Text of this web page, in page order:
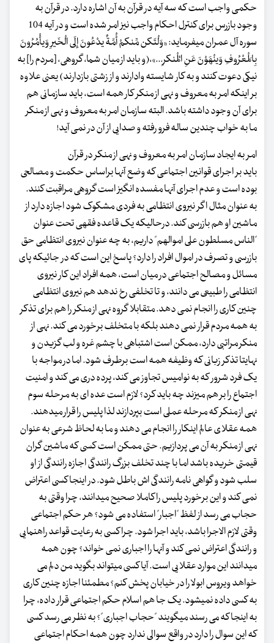
حکمی واجب است که سه آیه در قرآن به آن اشاره دارد. در قرآن به
وجود بازرس برای کنترل احکام واجب نیز امر شده است و در آیه 104
سوره آل عمران میفرماید: «وَلْتَکن مِّنکمْ أُمَّةٌ یدْعُونَ إِلَی الْخَیرِ وَیأْمُرُونَ
بِالْمَعْرُوفِ وَینْهَوْنَ عَنِ الْمُنکرِ...»،(و باید از میان شما، گروهی، [مردم را] به
نیکی دعوت کنند و به کار شایسته وادارند و از زشتی بازدارند) یعنی علاوه
بر اینکه امر به معروف و نهی از منکر کار همه است، باید سازمانی هم
برای آن وجود داشته باشد. البته سازمان امر به معروف و نهی از منکر
ما به خواب چندین ساله فرو رفته و صدایی از آن در نمی آید!
امر به ایجاد سازمان امر به معروف و نهی از منکر در قرآن
باید بر اجرای قوانین اجتماعی که وضع آنها براساس حکمت و مصالحی
بوده است و عدم اجرای آنها مفسده انگیز است گروهی مراقبت کنند.
به عنوان مثال اگر نیروی انتظامی به فردی مشکوک شود اجازه دارد از
ماشین او هم بازرسی کند. درحالیکه یک قاعده فقهی تحت عنوان
"الناس مسلطون علی اموالهم" داریم، به چه عنوان نیروی انتظامی حق
بازرسی و تصرف در اموال افراد را دارد؟ پاسخ این است که در جائیکه پای
مسائل و مصالح اجتماعی در میان است، همه افراد این کار نیروی
انتظامی را طبیعی می دانند، و تا تخلفی رخ ندهد هم نیروی انتظامی
چنین کاری را انجام نمی دهد. متقابلا گروه نهی از منکر را هم برای تذکر
به همه مردم قرار نمی دهند بلکه با متخلف برخورد می کند. نهی از
منکر مراتبی دارد، ممکن است اشتباهی با چشم غره و لب گزیدن و
نهایتا تذکر زبانی که وظیفه همه است برطرف شود. اما در مواجه با
یک فرد شرور که به نوامیس تجاوز می کند، پرده دری می کند و امنیت
اجتماع را بر هم میزند چه باید کرد؟ لازم است عده ای به مرحله سوم
نهی از منکر که مرحله عملی است بپردازند لذا پلیس را قرار میدهند.
همه عقلای عالم اینکار را انجام می دهند و ما به لحاظ شرعی به عنوان
نهی از منکر به آن می پردازیم. حتی ممکن است کسی که ماشین گران
قیمتی خریده باشد اما با چند تخلف بزرگ رانندگی اجازه رانندگی از او
سلب شود و گواهی نامه رانندگی اش باطل شود. در اینجا کسی اعتراض
نمی کند و این برخورد پلیس را کاملا صحیح میدانند، چرا وقتی به
حجاب می رسد از لفظ "اجبار" استفاده می شود؟ هر حکم اجتماعی
وقتی لازم الاجرا باشد، باید اجرا شود. چرا کسی به رعایت قواعد راهنمایی
و رانندگی اعتراض نمی کند و آنها را اجباری نمی خواند؟ چون همه
میدانند این موارد عقلایی است. آیا کسی میتواند بگوید من دلم می
خواهد ویروس ابولا را در خیابان پخش کنم؟ مطمئنا اجازه چنین کاری
به کسی داده نمیشود. یک جا هم اسلام حکم اجتماعی قرار داده، چرا
به اینجا که می رسند میگویند "حجاب اجباری"؟ به نظر می رسد کسی
که این سوال را دارد در واقع سوالی ندارد چون همه احکام اجتماعی